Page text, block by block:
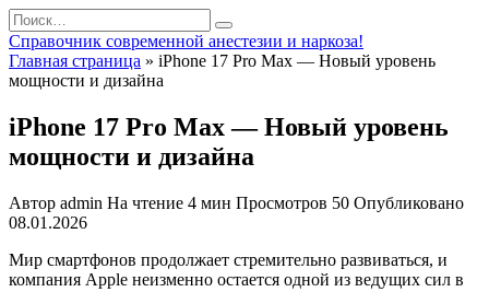
Перейти
к
содержанию
Search
for:
Справочник современной анестезии и наркоза!
Главная страница » iPhone 17 Pro Max — Новый уровень
мощности и дизайна
iPhone 17 Pro Max — Новый уровень
мощности и дизайна
Автор admin На чтение 4 мин Просмотров 50 Опубликовано
08.01.2026
Мир смартфонов продолжает стремительно развиваться, и
компания Apple неизменно остается одной из ведущих сил в